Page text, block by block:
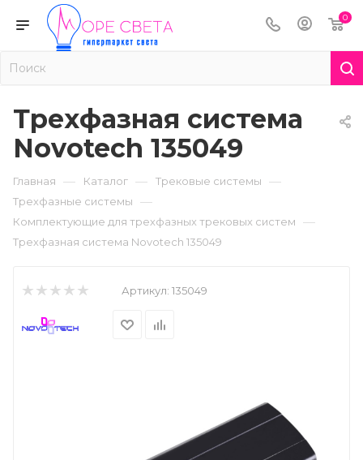
0
Трехфазная система
Novotech 135049
Главная — Каталог — Трековые системы —
Трехфазные системы —
Комплектующие для трехфазных трековых систем —
Трехфазная система Novotech 135049
Артикул: 135049